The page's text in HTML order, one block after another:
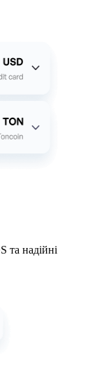
та надійні